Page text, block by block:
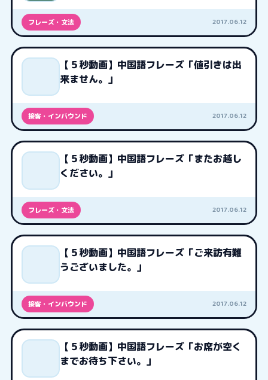
フレーズ・文法 2017.06.12
【５秒動画】中国語フレーズ「値引きは出
来ません。」
接客・インバウンド 2017.06.12
【５秒動画】中国語フレーズ「またお越し
ください。」
フレーズ・文法 2017.06.12
【５秒動画】中国語フレーズ「ご来訪有難
うございました。」
接客・インバウンド 2017.06.12
【５秒動画】中国語フレーズ「お席が空く
までお待ち下さい。」